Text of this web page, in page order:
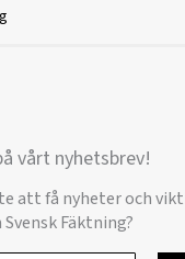
vårt nyhetsbrev!
att få nyheter och
Fäktning?